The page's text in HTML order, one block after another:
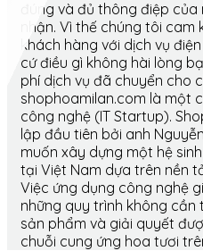
đúng và đủ thông điệp
nhận. Vì thế chúng tôi
khách hàng với dịch vụ
cứ điều gì không hài lòng
phí dịch vụ đã chuyển cho
shophoamilan.com là một
công nghệ (IT Startup).
lập đầu tiên bởi anh
muốn xây dựng một hệ
tại Việt Nam dựa trên nền
Việc ứng dụng công nghệ
những quy trình không cần
sản phẩm và giải quyết
chuỗi cung ứng hoa tươi